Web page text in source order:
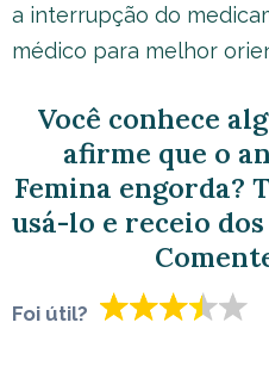
a interrupção do
médico para melhor
Você conhece
afirme que o
Femina engorda?
usá-lo e receio
Foi útil?